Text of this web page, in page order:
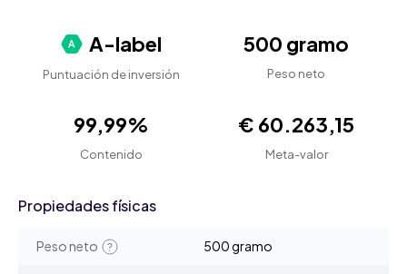
A-label
Puntuación de inversión
500 gramo
Peso neto
99,99%
Contenido
€ 60.263,15
Meta-valor
Propiedades físicas
Peso neto 500 gramo